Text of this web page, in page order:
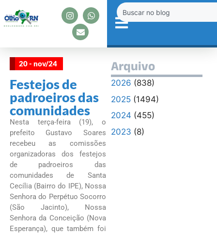
20 - nov/24
Festejos de
padroeiros das
comunidades
Nesta terça-feira (19), o
prefeito Gustavo Soares
recebeu as comissões
organizadoras dos festejos
de padroeiros das
comunidades de Santa
Cecília (Bairro do IPE), Nossa
Senhora do Perpétuo Socorro
(São Jacinto), Nossa
Senhora da Conceição (Nova
Esperança), que também foi
Arquivo
2026 (838)
2025(1494)
2024 (455)
2023 (8)